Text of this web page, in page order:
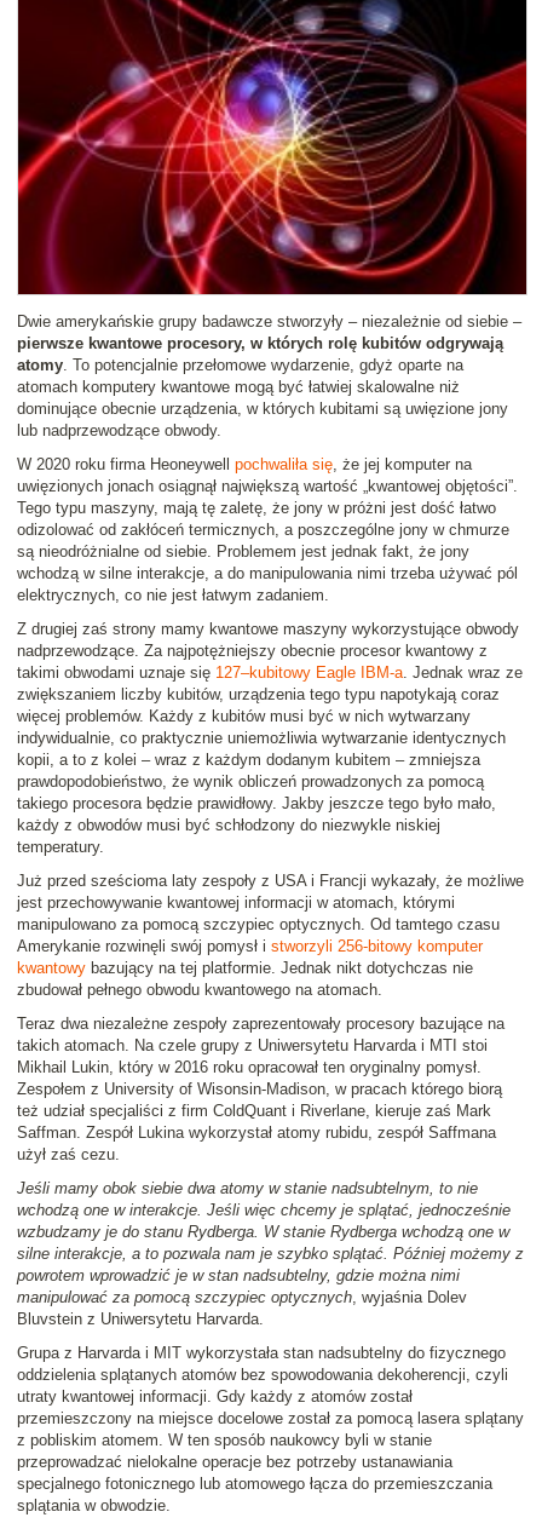
Dwie amerykańskie grupy badawcze stworzyły – niezależnie od siebie –
pierwsze kwantowe procesory, w których rolę kubitów odgrywają
atomy. To potencjalnie przełomowe wydarzenie, gdyż oparte na
atomach komputery kwantowe mogą być łatwiej skalowalne niż
dominujące obecnie urządzenia, w których kubitami są uwięzione jony
lub nadprzewodzące obwody.
W 2020 roku firma Heoneywell pochwaliła się, że jej komputer na
uwięzionych jonach osiągnął największą wartość „kwantowej objętości”.
Tego typu maszyny, mają tę zaletę, że jony w próżni jest dość łatwo
odizolować od zakłóceń termicznych, a poszczególne jony w chmurze
są nieodróżnialne od siebie. Problemem jest jednak fakt, że jony
wchodzą w silne interakcje, a do manipulowania nimi trzeba używać pól
elektrycznych, co nie jest łatwym zadaniem.
Z drugiej zaś strony mamy kwantowe maszyny wykorzystujące obwody
nadprzewodzące. Za najpotężniejszy obecnie procesor kwantowy z
takimi obwodami uznaje się 127–kubitowy Eagle IBM-a. Jednak wraz ze
zwiększaniem liczby kubitów, urządzenia tego typu napotykają coraz
więcej problemów. Każdy z kubitów musi być w nich wytwarzany
indywidualnie, co praktycznie uniemożliwia wytwarzanie identycznych
kopii, a to z kolei – wraz z każdym dodanym kubitem – zmniejsza
prawdopodobieństwo, że wynik obliczeń prowadzonych za pomocą
takiego procesora będzie prawidłowy. Jakby jeszcze tego było mało,
każdy z obwodów musi być schłodzony do niezwykle niskiej
temperatury.
Już przed sześcioma laty zespoły z USA i Francji wykazały, że możliwe
jest przechowywanie kwantowej informacji w atomach, którymi
manipulowano za pomocą szczypiec optycznych. Od tamtego czasu
Amerykanie rozwinęli swój pomysł i stworzyli 256-bitowy komputer
kwantowy bazujący na tej platformie. Jednak nikt dotychczas nie
zbudował pełnego obwodu kwantowego na atomach.
Teraz dwa niezależne zespoły zaprezentowały procesory bazujące na
takich atomach. Na czele grupy z Uniwersytetu Harvarda i MTI stoi
Mikhail Lukin, który w 2016 roku opracował ten oryginalny pomysł.
Zespołem z University of Wisonsin-Madison, w pracach którego biorą
też udział specjaliści z firm ColdQuant i Riverlane, kieruje zaś Mark
Saffman. Zespół Lukina wykorzystał atomy rubidu, zespół Saffmana
użył zaś cezu.
Jeśli mamy obok siebie dwa atomy w stanie nadsubtelnym, to nie
wchodzą one w interakcje. Jeśli więc chcemy je splątać, jednocześnie
wzbudzamy je do stanu Rydberga. W stanie Rydberga wchodzą one w
silne interakcje, a to pozwala nam je szybko splątać. Później możemy z
powrotem wprowadzić je w stan nadsubtelny, gdzie można nimi
manipulować za pomocą szczypiec optycznych, wyjaśnia Dolev
Bluvstein z Uniwersytetu Harvarda.
Grupa z Harvarda i MIT wykorzystała stan nadsubtelny do fizycznego
oddzielenia splątanych atomów bez spowodowania dekoherencji, czyli
utraty kwantowej informacji. Gdy każdy z atomów został
przemieszczony na miejsce docelowe został za pomocą lasera splątany
z pobliskim atomem. W ten sposób naukowcy byli w stanie
przeprowadzać nielokalne operacje bez potrzeby ustanawiania
specjalnego fotonicznego lub atomowego łącza do przemieszczania
splątania w obwodzie.